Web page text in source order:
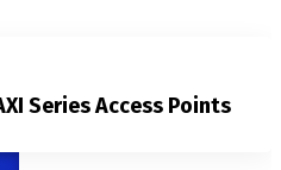
Series Access Points